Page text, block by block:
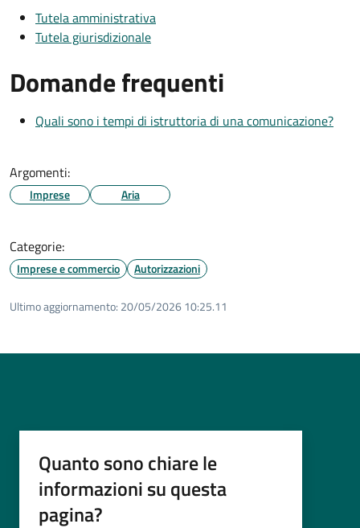
Tutela amministrativa
Tutela giurisdizionale
Domande frequenti
Quali sono i tempi di istruttoria di una comunicazione?
Argomenti:
Imprese Aria
Categorie:
Imprese e commercio Autorizzazioni
Ultimo aggiornamento: 20/05/2026 10:25.11
Quanto sono chiare le
informazioni su questa
pagina?